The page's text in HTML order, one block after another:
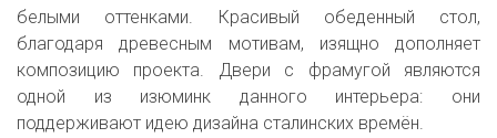
белыми оттенками. Красивый обеденный стол,
благодаря древесным мотивам, изящно дополняет
композицию проекта. Двери с фрамугой являются
одной из изюминк данного интерьера: они
поддерживают идею дизайна сталинских времён.